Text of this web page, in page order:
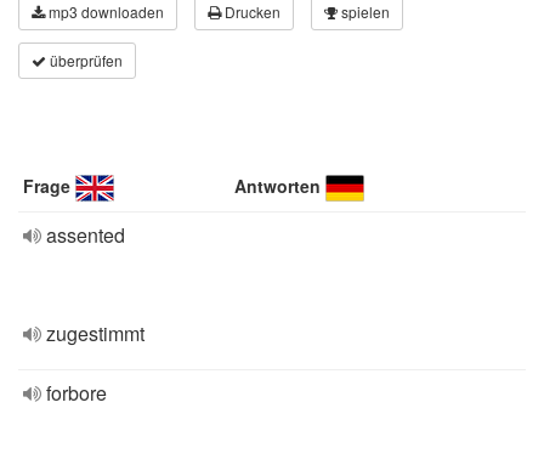
mp3 downloaden Drucken spielen
überprüfen
Frage Antworten
assented
zugestimmt
forbore